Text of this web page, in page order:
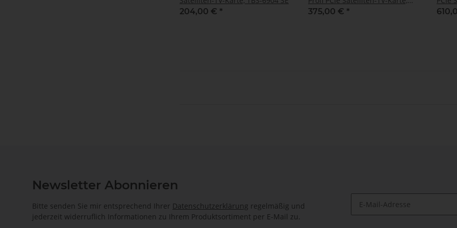
204,00 € *
TBS-6903-X
375,00 € *
6916
Newsletter Abonnieren
Bitte senden Sie mir entsprechend Ihrer Datenschutzerklärung regelmäßig und
jederzeit widerruflich Informationen zu Ihrem Produktsortiment per E-Mail zu.